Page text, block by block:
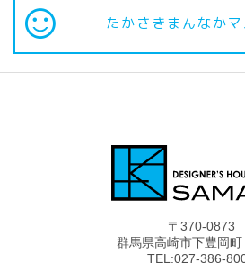
sentiment_satisfied たかさきまんなか
〒370-0873
群馬県高崎市下豊岡
TEL:027-386-